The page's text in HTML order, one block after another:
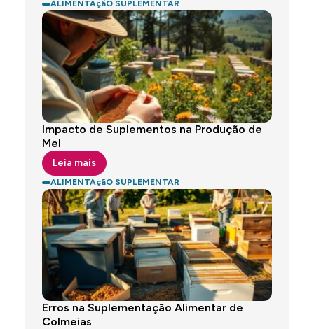
ALIMENTAçãO SUPLEMENTAR
Impacto de Suplementos na Produção de
Mel
Leia mais
ALIMENTAçãO SUPLEMENTAR
Erros na Suplementação Alimentar de
Colmeias